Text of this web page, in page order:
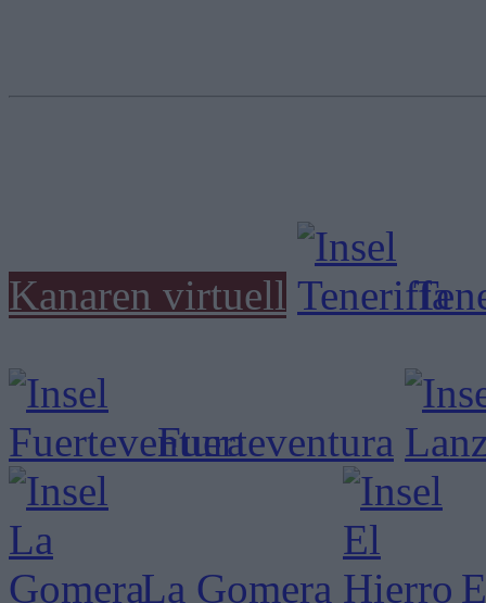
Kanaren virtuell
Fuerteventura
La Gomera